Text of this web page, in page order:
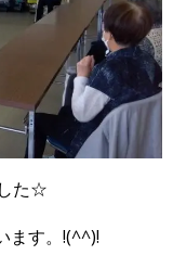
た☆
ます。!(^^)!